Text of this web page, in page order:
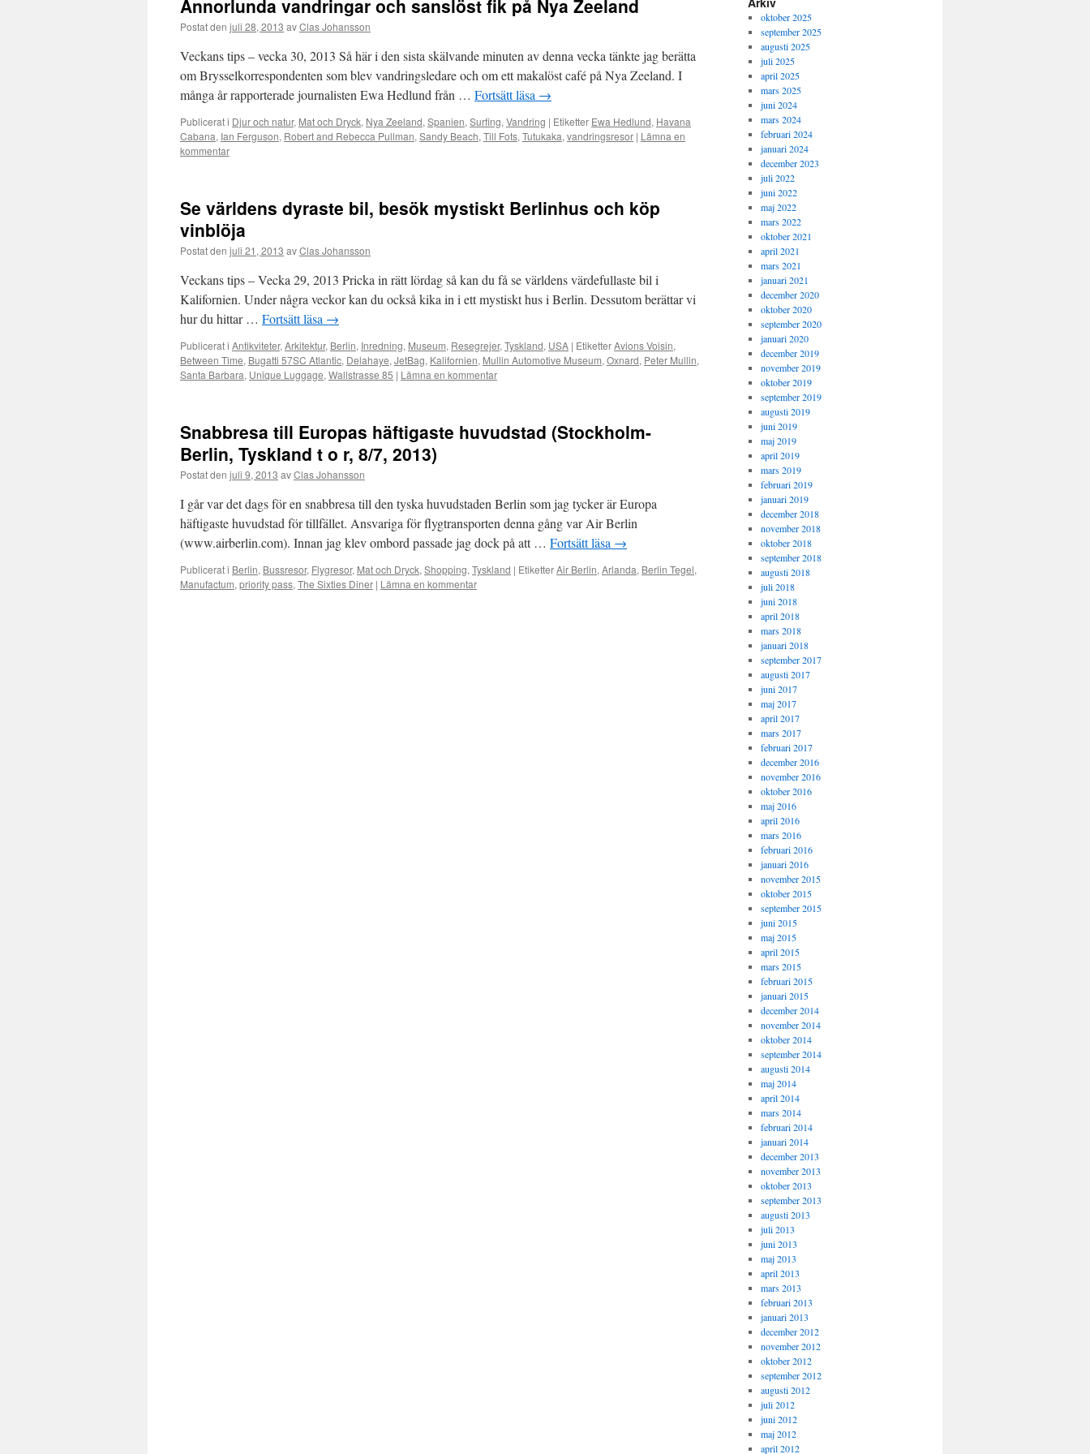
Annorlunda vandringar och sanslöst fik på Nya Zeeland
Postat den juli 28, 2013 avClas Johansson
Veckans tips – vecka 30, 2013 Så här i den sista skälvande minuten av denna vecka tänkte jag berätta
om Brysselkorrespondenten som blev vandringsledare och om ett makalöst café på Nya Zeeland. I
många år rapporterade journalisten Ewa Hedlund från … Fortsätt läsa →
Publicerat i Djur och natur, Mat och Dryck, Nya Zeeland, Spanien, Surfing, Vandring | Etiketter Ewa Hedlund, Havana
Cabana, Ian Ferguson, Robert and Rebecca Pullman, Sandy Beach, Till Fots, Tutukaka, vandringsresor | Lämna en
kommentar
Se världens dyraste bil, besök mystiskt Berlinhus och köp
vinblöja
Postat den juli 21, 2013 avClas Johansson
Veckans tips – Vecka 29, 2013 Pricka in rätt lördag så kan du få se världens värdefullaste bil i
Kalifornien. Under några veckor kan du också kika in i ett mystiskt hus i Berlin. Dessutom berättar vi
hur du hittar … Fortsätt läsa →
Publicerat i Antikviteter, Arkitektur, Berlin, Inredning, Museum, Resegrejer, Tyskland, USA | EtiketterAvions Voisin,
Between Time, Bugatti 57SC Atlantic, Delahaye, JetBag, Kalifornien, Mullin Automotive Museum, Oxnard, Peter Mullin,
Santa Barbara, Unique Luggage, Wallstrasse 85 | Lämna en kommentar
Snabbresa till Europas häftigaste huvudstad (Stockholm-
Berlin, Tyskland t o r, 8/7, 2013)
Postat den juli 9, 2013 avClas Johansson
I går var det dags för en snabbresa till den tyska huvudstaden Berlin som jag tycker är Europa
häftigaste huvudstad för tillfället. Ansvariga för flygtransporten denna gång var Air Berlin
(www.airberlin.com). Innan jag klev ombord passade jag dock på att … Fortsätt läsa →
Publicerat i Berlin, Bussresor, Flygresor, Mat och Dryck, Shopping, Tyskland | EtiketterAir Berlin, Arlanda, Berlin Tegel,
Manufactum, priority pass, The Sixties Diner | Lämna en kommentar
oktober 2025
september 2025
augusti 2025
juli 2025
april 2025
mars 2025
juni 2024
mars 2024
februari 2024
januari 2024
december 2023
juli 2022
juni 2022
maj 2022
mars 2022
oktober 2021
april 2021
mars 2021
januari 2021
december 2020
oktober 2020
september 2020
januari 2020
december 2019
november 2019
oktober 2019
september 2019
augusti 2019
juni 2019
maj 2019
april 2019
mars 2019
februari 2019
januari 2019
december 2018
november 2018
oktober 2018
september 2018
augusti 2018
juli 2018
juni 2018
april 2018
mars 2018
januari 2018
september 2017
augusti 2017
juni 2017
maj 2017
april 2017
mars 2017
februari 2017
december 2016
november 2016
oktober 2016
maj 2016
april 2016
mars 2016
februari 2016
januari 2016
november 2015
oktober 2015
september 2015
juni 2015
maj 2015
april 2015
mars 2015
februari 2015
januari 2015
december 2014
november 2014
oktober 2014
september 2014
augusti 2014
maj 2014
april 2014
mars 2014
februari 2014
januari 2014
december 2013
november 2013
oktober 2013
september 2013
augusti 2013
juli 2013
juni 2013
maj 2013
april 2013
mars 2013
februari 2013
januari 2013
december 2012
november 2012
oktober 2012
september 2012
augusti 2012
juli 2012
juni 2012
maj 2012
april 2012